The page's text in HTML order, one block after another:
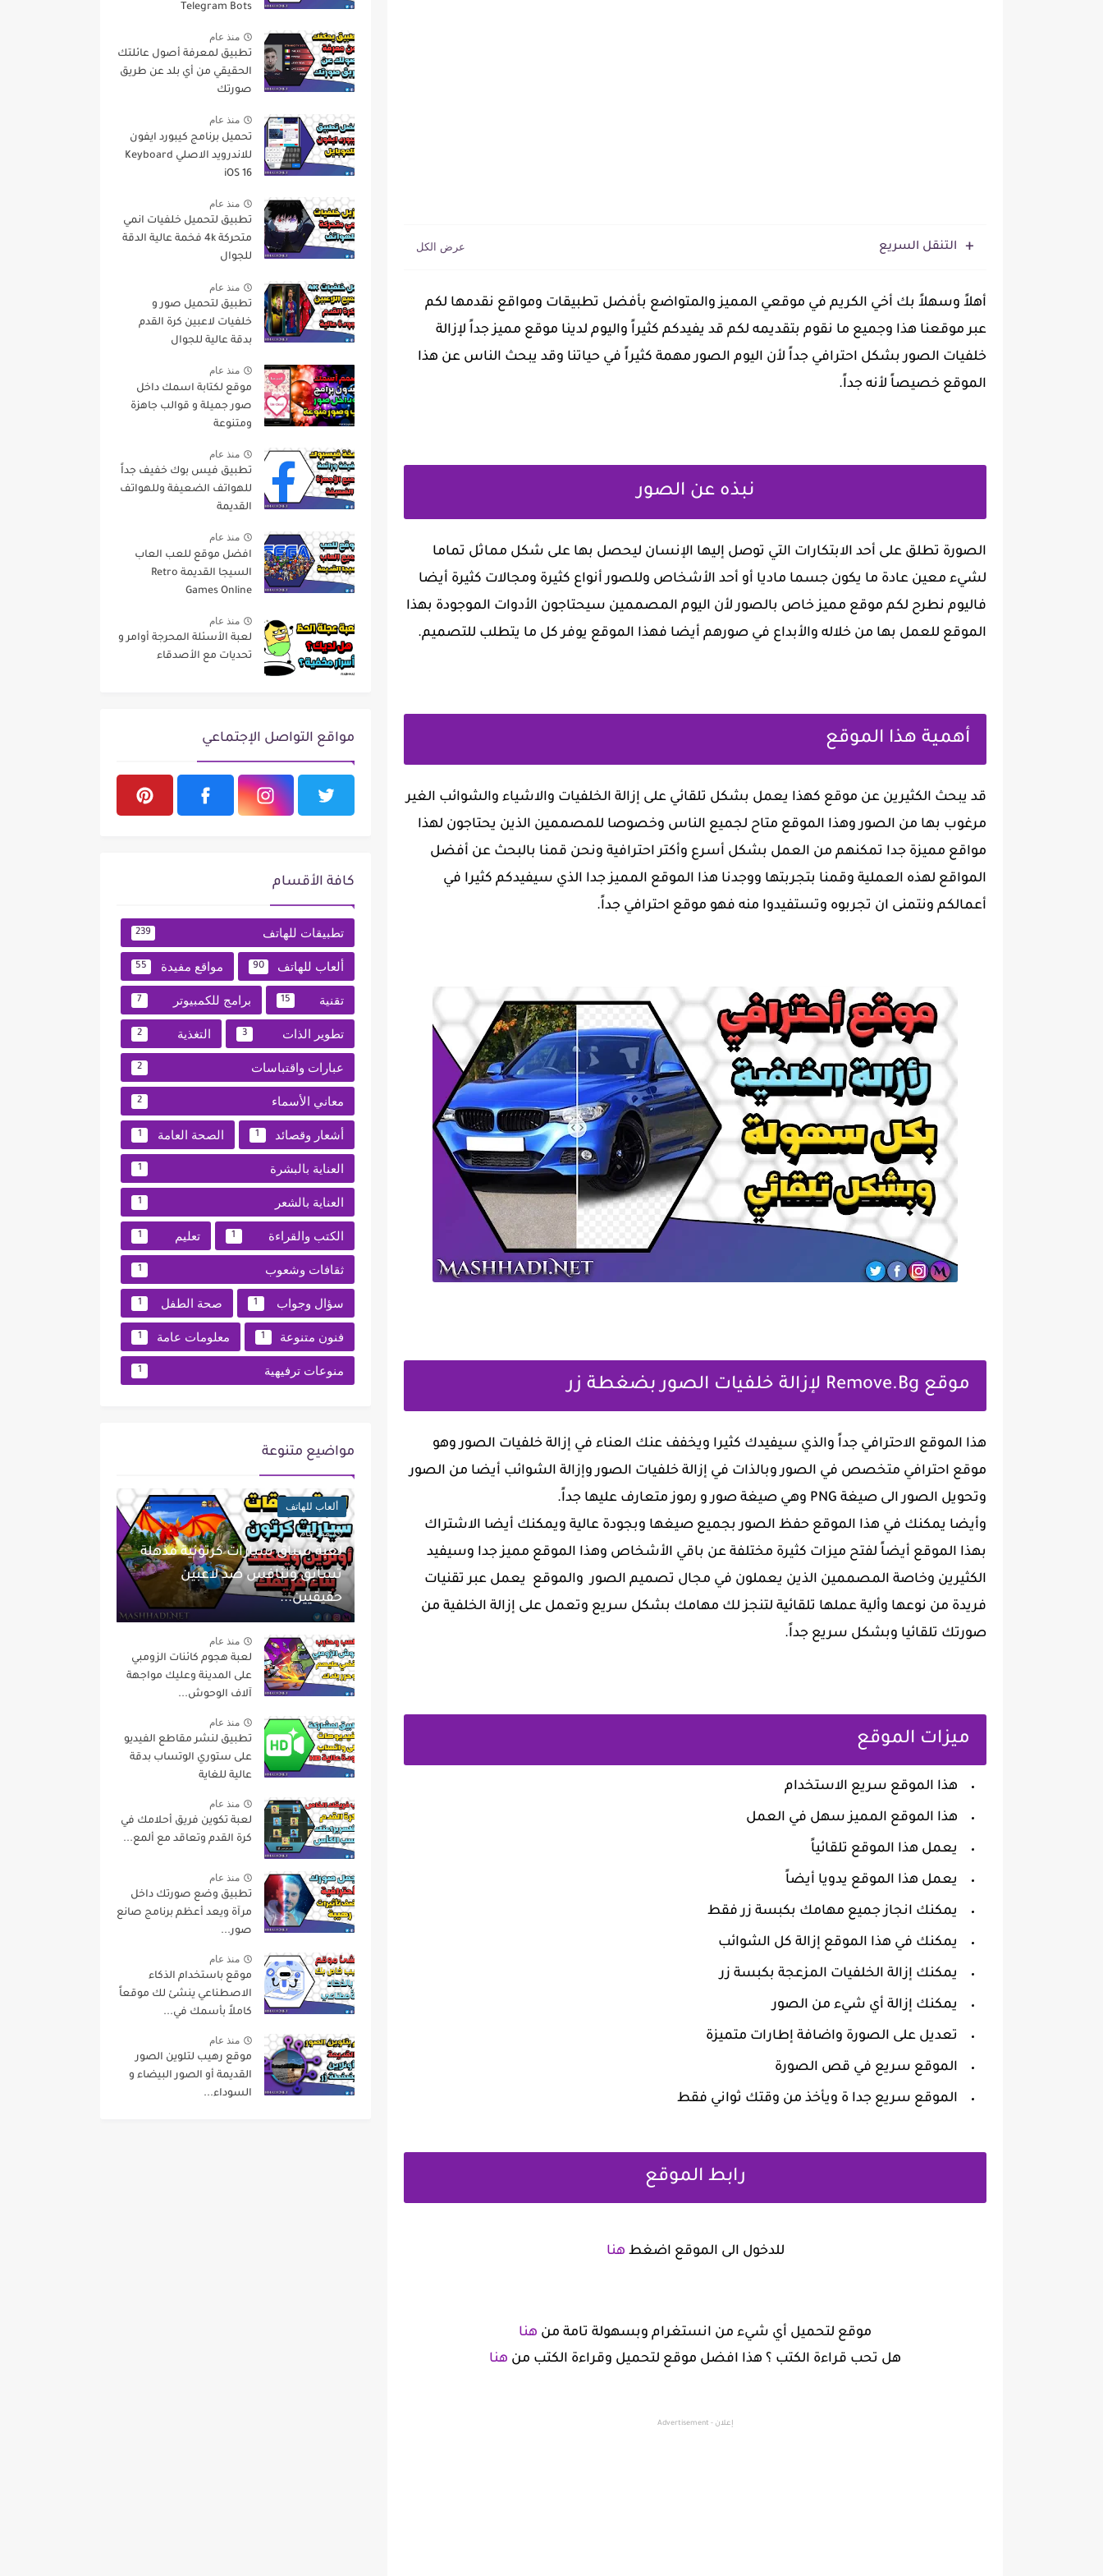
التنقل السريع
أهلاً وسهلاً بك أخي الكريم في موقعي المميز والمتواضع بأفضل تطبيقات ومواقع نقدمها لكم
عبر موقعنا هذا وجميع ما نقوم بتقديمه لكم قد يفيدكم كثيراً واليوم لدينا موقع مميز جداً لإزالة
خلفيات الصور بشكل احترافي جداً لأن اليوم الصور مهمة كثيراً في حياتنا وقد يبحث الناس عن هذا
الموقع خصيصاً لأنه جداً.
نبذه عن الصور
الصورة تطلق على أحد الابتكارات التي توصل إليها الإنسان ليحصل بها على شكل مماثل تماما
لشيء معين عادة ما يكون جسما ماديا أو أحد الأشخاص وللصور أنواع كثيرة ومجالات كثيرة أيضا
فاليوم نطرح لكم موقع مميز خاص بالصور لأن اليوم المصممين سيحتاجون الأدوات الموجودة بهذا
الموقع للعمل بها من خلاله والأبداع في صورهم أيضا فهذا الموقع يوفر كل ما يتطلب للتصميم.
أهمية هذا الموقع
قد يبحث الكثيرين عن موقع كهذا يعمل بشكل تلقائي على إزالة الخلفيات والاشياء والشوائب الغير
مرغوب بها من الصور وهذا الموقع متاح لجميع الناس وخصوصا للمصممين الذين يحتاجون لهذا
مواقع مميزة جدا تمكنهم من العمل بشكل أسرع وأكتر احترافية ونحن قمنا بالبحث عن أفضل
المواقع لهذه العملية وقمنا بتجربتها ووجدنا هذا الموقع المميز جدا الذي سيفيدكم كثيرا في
أعمالكم ونتمنى ان تجربوه وتستفيدوا منه فهو موقع احترافي جداً.
موقع Remove.Bg لإزالة خلفيات الصور بضغطة زر
هذا الموقع الاحترافي جداً والذي سيفيدك كثيرا ويخفف عنك العناء في إزالة خلفيات الصور وهو
موقع احترافي متخصص في الصور وبالذات في إزالة خلفيات الصور وإزالة الشوائب أيضا من الصور
وتحويل الصور الى صيغة PNG وهي صيغة صور و رموز متعارف عليها جداً.
وأيضا يمكنك في هذا الموقع حفظ الصور بجميع صيغها وبجودة عالية ويمكنك أيضا الاشتراك
بهذا الموقع أيضاً لفتح ميزات كثيرة مختلفة عن باقي الأشخاص وهذا الموقع مميز جدا وسيفيد
الكثيرين وخاصة المصممين الذين يعملون في مجال تصميم الصور والموقع يعمل عبر تقنيات
فريدة من نوعها وألية عملها تلقائية لتنجز لك مهامك بشكل سريع وتعمل على إزالة الخلفية من
صورتك تلقائيا وبشكل سريع جداً.
ميزات الموقع
هذا الموقع سريع الاستخدام
هذا الموقع المميز سهل في العمل
يعمل هذا الموقع تلقائياً
يعمل هذا الموقع يدويا أيضاً
يمكنك انجاز جميع مهامك بكبسة زر فقط
يمكنك في هذا الموقع إزالة كل الشوائب
يمكنك إزالة الخلفيات المزعجة بكبسة زر
يمكنك إزالة أي شيء من الصور
تعديل على الصورة واضافة إطارات متميزة
الموقع سريع في قص الصورة
الموقع سريع جدا ة ويأخذ من وقتك ثواني فقط
رابط الموقع
للدخول الى الموقع اضغط هنا
موقع لتحميل أي شيء من انستغرام وبسهولة تامة من هنا
هل تحب قراءة الكتب ؟ هذا افضل موقع لتحميل وقراءة الكتب من هنا
إعلان - Advertisement
Telegram Bots
منذ عام
تطبيق لمعرفة أصول عائلتك
الحقيقي من أي بلد عن طريق
صورتك
منذ عام
تحميل برنامج كيبورد ايفون
للاندرويد الاصلي Keyboard
iOS 16
منذ عام
تطبيق لتحميل خلفيات انمي
متحركة 4k فخمة عالية الدقة
للجوال
منذ عام
تطبيق لتحميل صور و
خلفيات لاعبين كرة القدم
بدقة عالية للجوال
منذ عام
موقع لكتابة اسمك داخل
صور جميلة و قوالب جاهزة
ومتنوعة
منذ عام
تطبيق فيس بوك خفيف جداً
للهواتف الضعيفة وللهواتف
القديمة
منذ عام
افضل موقع للعب العاب
السيجا القديمة Retro
Games Online
منذ عام
لعبة الأسئلة المحرجة أوامر و
تحديات مع الأصدقاء
مواقع التواصل الإجتماعي
كافة الأقسام
تطبيقات للهاتف 239
ألعاب للهاتف 90 مواقع مفيدة 55
تقنية 15 برامج للكمبيوتر 7
تطوير الذات 3 التغذية 2
عبارات واقتباسات 2
معاني الأسماء 2
أشعار وقصائد 1 الصحة العامة 1
العناية بالبشرة 1
العناية بالشعر 1
الكتب والقراءة 1 تعليم 1
ثقافات وشعوب 1
سؤال وجواب 1 صحة الطفل 1
فنون متنوعة 1 معلومات عامة 1
منوعات ترفيهية 1
مواضيع متنوعة
ألعاب للهاتف
منذ عام
لعبة سباق سيارات كرتونية مذهلة
تسابق وتنافس ضد لاعبين
حقيقيين...
منذ عام
لعبة هجوم كائنات الزومبي
على المدينة وعليك مواجهة
آلاف الوحوش...
منذ عام
تطبيق لنشر مقاطع الفيديو
على ستوري الوتساب بدقة
عالية للغاية
منذ عام
لعبة تكوين فريق أحلامك في
كرة القدم وتعاقد مع ألمع...
منذ عام
تطبيق وضع صورتك داخل
مرآة ويعد أعظم برنامج صانع
صور...
منذ عام
موقع باستخدام الذكاء
الاصطناعي ينشئ لك موقعاً
كاملاً بأسمك في...
منذ عام
موقع رهيب لتلوين الصور
القديمة أو الصور البيضاء و
السوداء...